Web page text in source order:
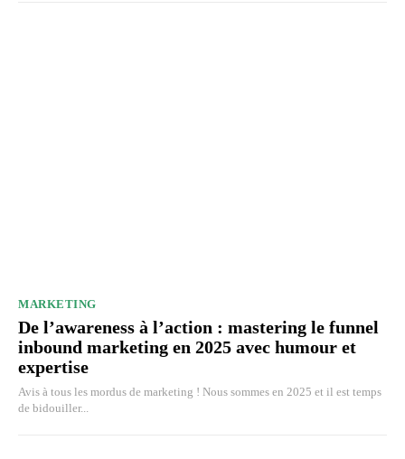
MARKETING
De l’awareness à l’action : mastering le funnel
inbound marketing en 2025 avec humour et
expertise
Avis à tous les mordus de marketing ! Nous sommes en 2025 et il est temps
de bidouiller...